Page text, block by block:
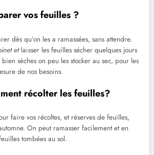
vos feuilles ?
dès qu’on les a ramassées, sans attendre.
et laisser les feuilles sécher quelques jours
sèches on peu les stocker au sec, pour les
de nos besoins.
récolter les feuilles?
faire vos récoltes, et réserves de feuilles,
On peut ramasser facilement et en
tombées au sol.